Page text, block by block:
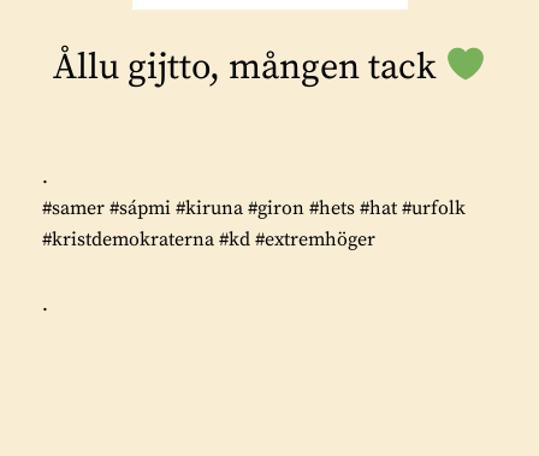
Ållu gijtto, mången tack
.
#samer #sápmi #kiruna #giron #hets #hat #urfolk
#kristdemokraterna #kd #extremhöger
.